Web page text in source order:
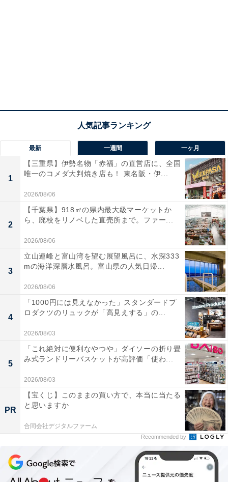
最新 一週間 一ヶ月
1
【三重県】伊勢名物「赤福」の直営店に、全国
唯一のコメダ大判焼き店も！ 東名阪・伊...
2026/08/06
2
【千葉県】918㎡の県内最大級マーケットか
ら、廃校をリノベした直売所まで。ファー...
2026/08/06
3
立山連峰と富山湾を望む展望風呂に、水深333
mの海洋深層水風呂。富山県の人気日帰...
2026/08/06
4
「1000円には見えなかった」スタンダードプ
ロダクツのリュックが「高見えする」の...
2026/08/03
5
「これ絶対に便利なやつや」ダイソーの折り畳
み式ランドリーバスケットが高評価「使わ...
2026/08/03
PR
【宝くじ】このままの買い方で、本当に当たる
と思いますか
合同会社デジタルファーム
Recommended by